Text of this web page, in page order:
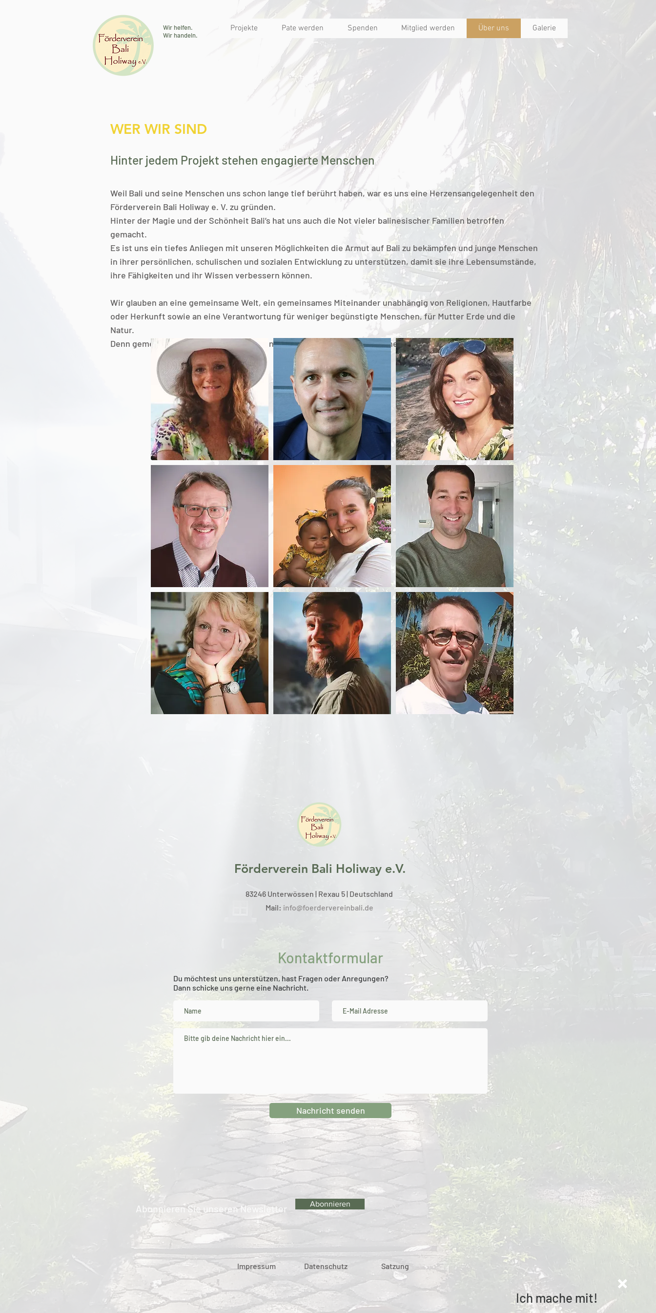
Projekte Pate werden Spenden Mitglied werden Über uns Galerie
Wir helfen.
Wir handeln.
WER WIR SIND
Hinter jedem Projekt stehen engagierte Menschen
Weil Bali und seine Menschen uns schon lange tief berührt haben, war es uns eine Herzensangelegenheit den
Förderverein Bali Holiway e. V. zu gründen.
Hinter der Magie und der Schönheit Bali’s hat uns auch die Not vieler balinesischer Familien betroffen
gemacht.
Es ist uns ein tiefes Anliegen mit unseren Möglichkeiten die Armut auf Bali zu bekämpfen und junge Menschen
in ihrer persönlichen, schulischen und sozialen Entwicklung zu unterstützen, damit sie ihre Lebensumstände,
ihre Fähigkeiten und ihr Wissen verbessern können.
Wir glauben an eine gemeinsame Welt, ein gemeinsames Miteinander unabhängig von Religionen, Hautfarbe
oder Herkunft sowie an eine Verantwortung für weniger begünstigte Menschen, für Mutter Erde und die
Natur.
Denn gemeinsam sind wir stärker. Gemeinsam können wir die Welt zu einem besseren Ort machen.
Ich mache mit!
Förderverein Bali Holiway e.V.
83246 Unterwössen | Rexau 5 | Deutschland
Mail: info@foerdervereinbali.de
Kontaktformular
Du möchtest uns unterstützen, hast Fragen oder Anregungen?
Dann schicke uns gerne eine Nachricht.
Nachricht senden
Abonnieren Sie unseren Newsletter Abonnieren
Impressum Datenschutz Satzung